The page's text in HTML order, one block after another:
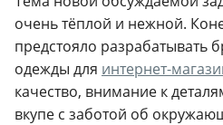
очень тёплой и нежной.
предстояло разрабатывать
одежды для интернет-
качество, внимание к
вкупе с заботой об